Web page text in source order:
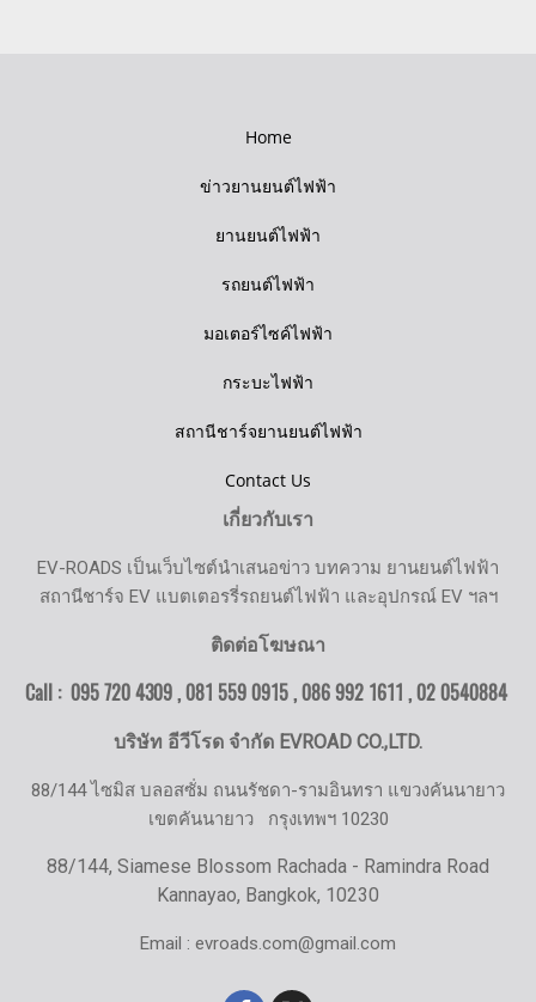
Home
ข่าวยานยนต์ไฟฟ้า
ยานยนต์ไฟฟ้า
รถยนต์ไฟฟ้า
มอเตอร์ไซค์ไฟฟ้า
กระบะไฟฟ้า
สถานีชาร์จยานยนต์ไฟฟ้า
Contact Us
เกี่ยวกับเรา
EV-ROADS เป็นเว็บไซต์นำเสนอข่าว บทความ ยานยนต์ไฟฟ้า
สถานีชาร์จ EV แบตเตอรรี่รถยนต์ไฟฟ้า และอุปกรณ์ EV ฯลฯ
ติดต่อโฆษณา
Call : 095 720 4309 , 081 559 0915 , 086 992 1611 ,02 0540884
บริษัท อีวีโรด จำกัด EVROAD CO.,LTD.
88/144 ไซมิส บลอสซั่ม ถนนรัชดา-รามอินทรา แขวงคันนายาว
เขตคันนายาว กรุงเทพฯ 10230
88/144, Siamese Blossom Rachada - Ramindra Road
Kannayao, Bangkok, 10230
Email : evroads.com@gmail.com